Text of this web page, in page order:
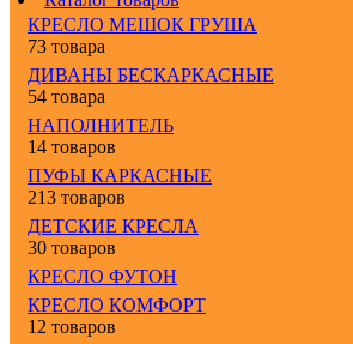
КРЕСЛО МЕШОК ГРУША
73 товара
ДИВАНЫ БЕСКАРКАСНЫЕ
54 товара
НАПОЛНИТЕЛЬ
14 товаров
ПУФЫ КАРКАСНЫЕ
213 товаров
ДЕТСКИЕ КРЕСЛА
30 товаров
КРЕСЛО ФУТОН
КРЕСЛО КОМФОРТ
12 товаров